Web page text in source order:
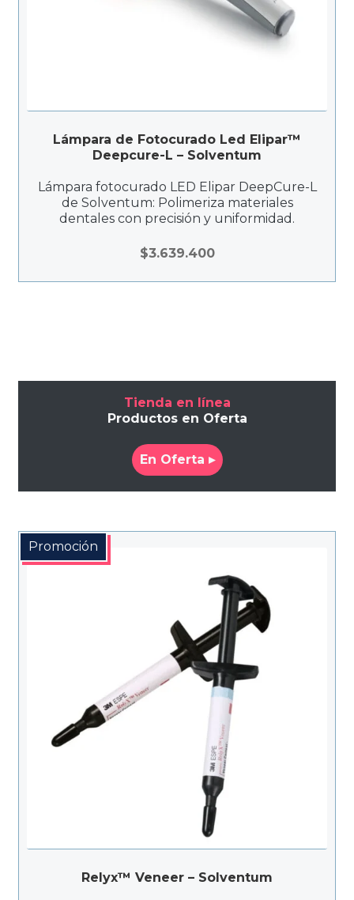
Lámpara de Fotocurado Led Elipar™
Deepcure-L – Solventum
Lámpara fotocurado LED Elipar DeepCure-L
de Solventum: Polimeriza materiales
dentales con precisión y uniformidad.
$3.639.400
Tienda en línea
Productos en Oferta
En Oferta ▸
Promoción
Relyx™ Veneer – Solventum